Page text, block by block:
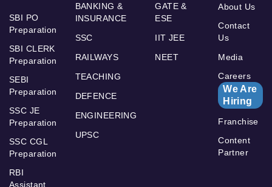
SBI PO
Preparation
SBI CLERK
Preparation
SEBI
Preparation
SSC JE
Preparation
SSC CGL
Preparation
RBI
Assistant
BANKING &
INSURANCE
SSC
RAILWAYS
TEACHING
DEFENCE
ENGINEERING
UPSC
GATE &
ESE
IIT JEE
NEET
About Us
Contact
Us
Media
Careers
We Are
Hiring
Franchise
Content
Partner